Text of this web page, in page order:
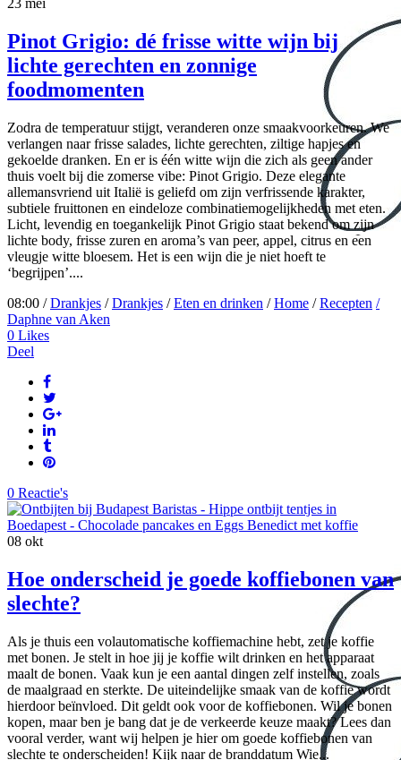
23 mei
Pinot Grigio: dé frisse witte wijn bij
lichte gerechten en zonnige
foodmomenten
Zodra de temperatuur stijgt, veranderen onze smaakvoorkeuren. We
verlangen naar frisse salades, lichte gerechten, ziltige hapjes en
gekoelde dranken. En er is één witte wijn die zich als geen ander
thuis voelt bij die zomerse vibe: Pinot Grigio. Deze elegante
allemansvriend uit Italië is geliefd om zijn verfrissende karakter,
subtiele fruittonen en eindeloze combinatiemogelijkheden met eten.
Licht, levendig en toegankelijk Pinot Grigio staat bekend om zijn
lichte body, frisse zuren en aroma’s van peer, appel, citrus en een
vleugje witte bloesem. Het is een wijn die je niet hoeft te
‘begrijpen’....
08:00 /Drankjes /Drankjes /Eten en drinken /Home /Recepten /
Daphne van Aken
0 Likes
Deel
0 Reactie's
08 okt
Hoe onderscheid je goede koffiebonen van
slechte?
Als je thuis een volautomatische koffiemachine hebt, zet je koffie
met bonen. Je stelt in hoe jij je koffie wilt drinken en het apparaat
maalt de bonen. Vaak kun je een aantal dingen zelf instellen, zoals
de maalgraad en sterkte. De uiteindelijke smaak van de koffie wordt
hierdoor beïnvloed. Dit geldt ook voor de koffiebonen. Wil je bonen
kopen, maar ben je bang dat je de verkeerde keuze maakt? Lees dan
vooral verder, want wij helpen je hier om goede koffiebonen van
slechte te onderscheiden! Kijk naar de branddatum Wie...